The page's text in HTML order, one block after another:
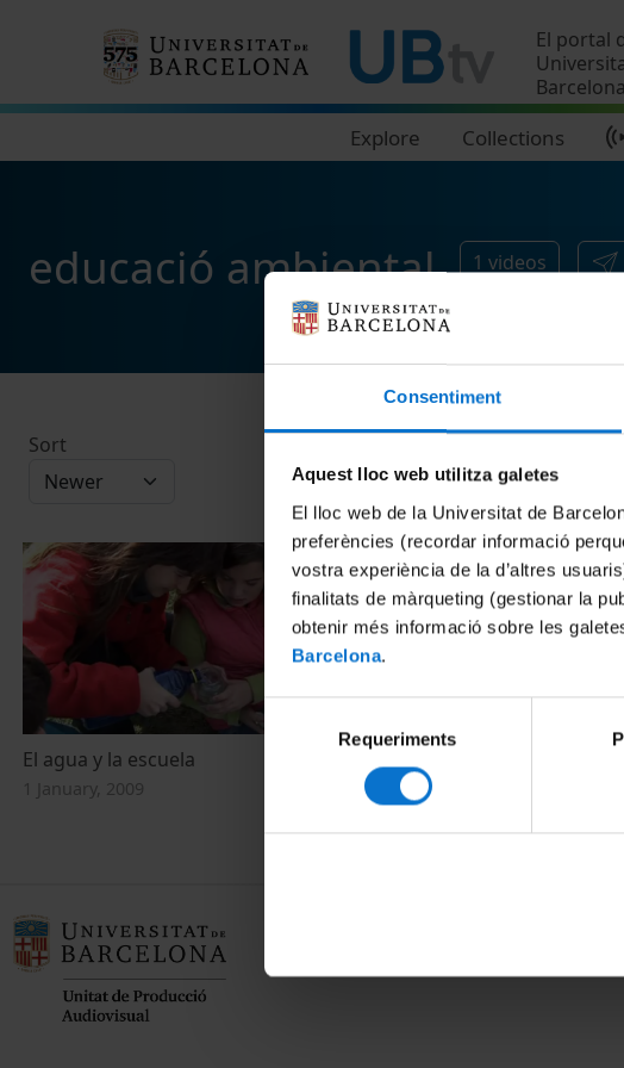
Consentiment
Aquest lloc web utilitza galetes
El lloc web de la Universitat de
preferències (recordar informació
vostra experiència de la d’altres
finalitats de màrqueting (gestionar la
obtenir més informació sobre les
Barcelona.
Selecció
de
consentiment
Requeriments
El portal
Barcelona
Explore Collections
educació ambiental 1 videos
Sort
El agua y la escuela
1 January, 2009